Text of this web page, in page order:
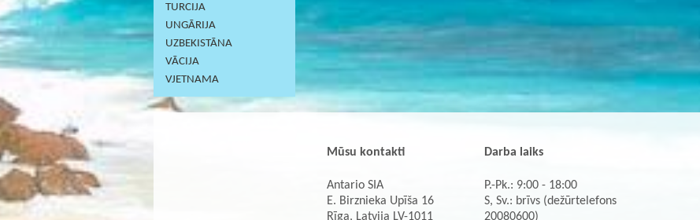
TURCIJA
UNGĀRIJA
UZBEKISTĀNA
VĀCIJA
VJETNAMA
Mūsu kontakti
Antario SIA
E. Birznieka Upīša 16
Rīga, Latvija LV-1011
Darba laiks
P.-Pk.: 9:00 - 18:00
S, Sv.: brīvs (dežūrtelefons
20080600)